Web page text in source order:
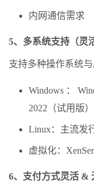
内网通信需求
5、多系统支持（灵
支持多种操作系统与
Windows：
2022（试用版）
Linux：主流发
虚拟化：
6、支付方式灵活 &